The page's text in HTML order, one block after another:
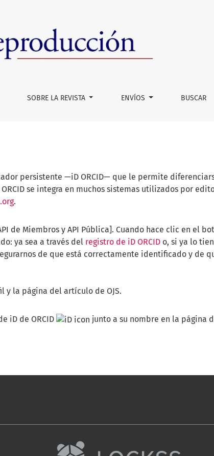
SOBRE LA REVISTA ENVÍOS BUSCAR
persistente —iD ORCID— que le permite
se integra en muchos sistemas utilizados por
.
de Miembros y API Pública]. Cuando hace clic en el
ya sea a través del registro de iD ORCID o, si ya lo
de que está correctamente identificado y de
y la página del artículo de OJS.
iD de ORCID
junto a su nombre en la página